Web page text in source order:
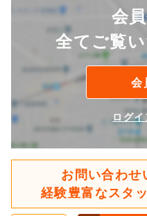
会
全てご覧
会
ログイ
お問い合わせ
経験豊富なスタ